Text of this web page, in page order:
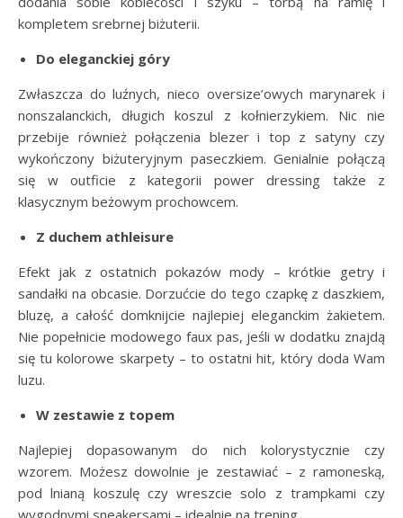
kompletem srebrnej biżuterii.
Do eleganckiej góry
Zwłaszcza do luźnych, nieco oversize’owych marynarek i
nonszalanckich, długich koszul z kołnierzykiem. Nic nie
przebije również połączenia blezer i top z satyny czy
wykończony biżuteryjnym paseczkiem. Genialnie połączą
się w outficie z kategorii power dressing także z
klasycznym beżowym prochowcem.
Z duchem athleisure
Efekt jak z ostatnich pokazów mody – krótkie getry i
sandałki na obcasie. Dorzućcie do tego czapkę z daszkiem,
bluzę, a całość domknijcie najlepiej eleganckim żakietem.
Nie popełnicie modowego faux pas, jeśli w dodatku znajdą
się tu kolorowe skarpety – to ostatni hit, który doda Wam
luzu.
W zestawie z topem
Najlepiej dopasowanym do nich kolorystycznie czy
wzorem. Możesz dowolnie je zestawiać – z ramoneską,
pod lnianą koszulę czy wreszcie solo z trampkami czy